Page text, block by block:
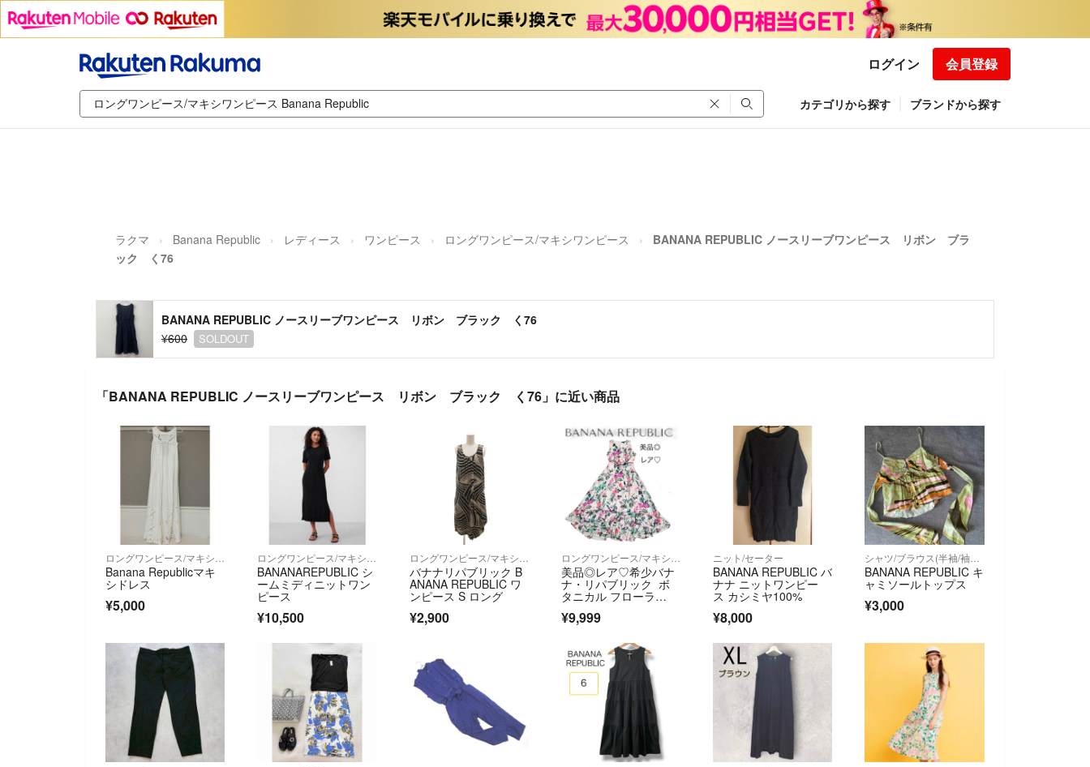
ログイン 会員登録
カテゴリから探す ブランドから探す
ラクマ Banana Republic レディース ワンピース ロングワンピース/マキシワンピース
BANANA REPUBLIC ノースリーブワンピース リボン ブラ
ック く76
BANANA REPUBLIC ノースリーブワンピース リボン ブラック く76
¥600
SOLDOUT
「BANANA REPUBLIC ノースリーブワンピース リボン ブラック く76」に近い商品
Banana Republicマキ
シドレス
¥5,000
BANANAREPUBLIC シ
ームミディニットワン
ピース
¥10,500
バナナリパブリック B
ANANA REPUBLIC ワ
ンピース S ロング
¥2,900
美品◎レア♡希少バナ
ナ・リパブリック ボ
タニカル フローラ
ル マキシワンピースB
ANANA 花柄 ノースリ
¥9,999
ニット/セーター
BANANA REPUBLIC バ
ナナ ニットワンピー
ス カシミヤ100%
¥8,000
BANANA REPUBLIC キ
ャミソールトップス
¥3,000